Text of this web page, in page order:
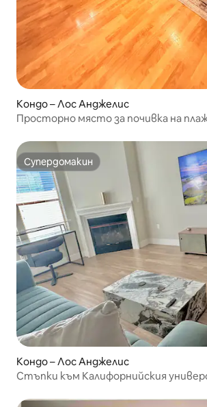
Кондо – Лос Анджелис
Просторно място за почивка на
Супердомакин
Супердомакин
Кондо – Лос Анджелис
Стъпки към Калифорнийския